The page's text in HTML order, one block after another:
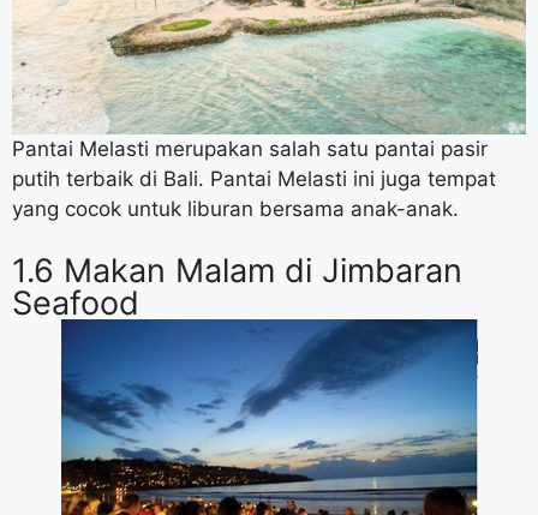
Pantai Melasti merupakan salah satu pantai pasir
putih terbaik di Bali. Pantai Melasti ini juga tempat
yang cocok untuk liburan bersama anak-anak.
1.6 Makan Malam di Jimbaran
Seafood